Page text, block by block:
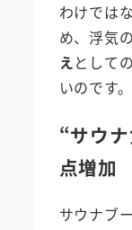
わけでは
め、浮気
えとして
いのです。
“サウ
点増加
サウナブ